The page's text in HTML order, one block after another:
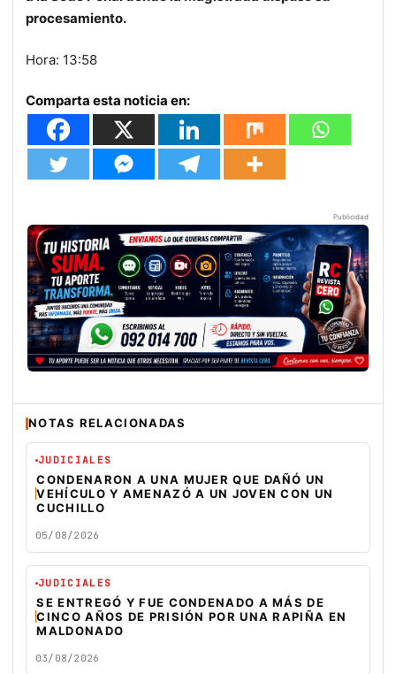
procesamiento.
Hora: 13:58
Comparta esta noticia en:
Publicidad
NOTAS RELACIONADAS
JUDICIALES
CONDENARON A UNA MUJER QUE DAÑÓ UN
VEHÍCULO Y AMENAZÓ A UN JOVEN CON UN
CUCHILLO
05/08/2026
JUDICIALES
SE ENTREGÓ Y FUE CONDENADO A MÁS DE
CINCO AÑOS DE PRISIÓN POR UNA RAPIÑA EN
MALDONADO
03/08/2026